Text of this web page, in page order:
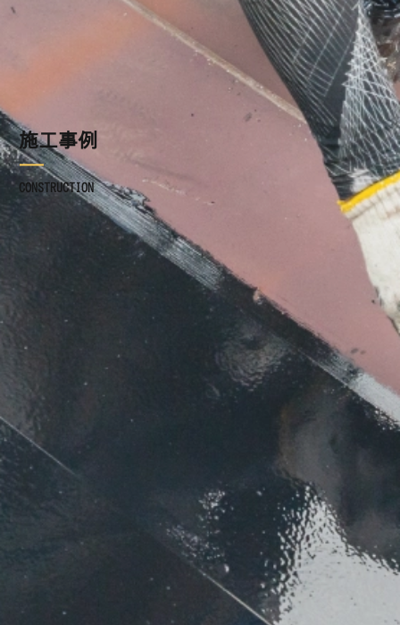
施工事例
CONSTRUCTION